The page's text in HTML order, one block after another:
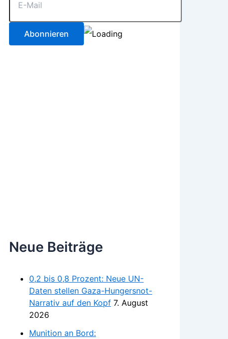
Neue Beiträge
0,2 bis 0,8 Prozent: Neue UN-
Daten stellen Gaza-Hungersnot-
Narrativ auf den Kopf 7. August
2026
Munition an Bord: